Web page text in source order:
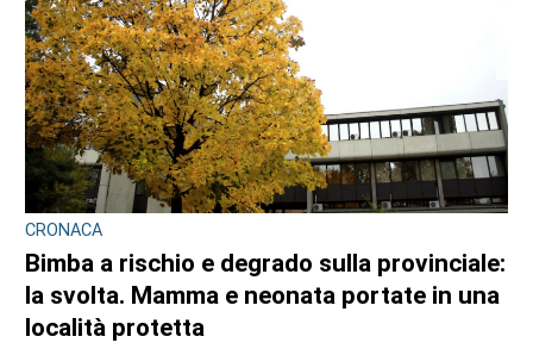
CRONACA
Bimba a rischio e degrado sulla provinciale:
la svolta. Mamma e neonata portate in una
località protetta